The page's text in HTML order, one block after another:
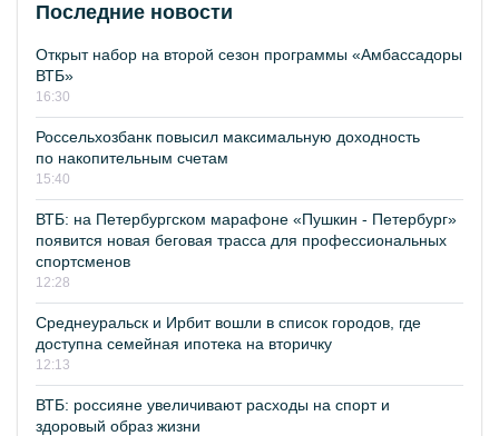
Последние новости
Открыт набор на второй сезон программы «Амбассадоры
ВТБ»
16:30
Россельхозбанк повысил максимальную доходность
по накопительным счетам
15:40
ВТБ: на Петербургском марафоне «Пушкин - Петербург»
появится новая беговая трасса для профессиональных
спортсменов
12:28
Среднеуральск и Ирбит вошли в список городов, где
доступна семейная ипотека на вторичку
12:13
ВТБ: россияне увеличивают расходы на спорт и
здоровый образ жизни